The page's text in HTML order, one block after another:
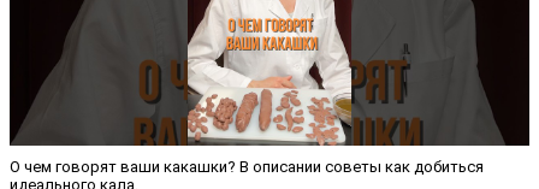
О чем говорят ваши какашки? В описании советы как добиться
идеального кала.